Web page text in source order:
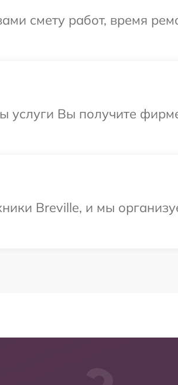
смету работ, время
услуги Вы получите
Breville, и мы